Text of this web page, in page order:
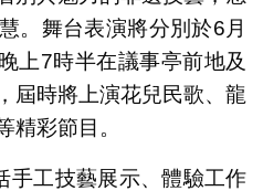
。舞台表演將分別於6月
上7時半在議事亭前地及
屆時將上演花兒民歌、龍
精彩節目。
手工技藝展示、體驗工作